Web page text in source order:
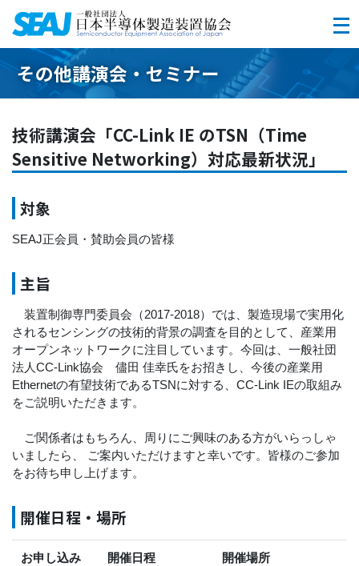
メ
ニ
ュ
その他講演会・セミナー
技術講演会「CC-Link IE のTSN（Time
Sensitive Networking）対応最新状況」
対象
SEAJ正会員・賛助会員の皆様
主旨
装置制御専門委員会（2017-2018）では、製造現場で実用化
されるセンシングの技術的背景の調査を目的として、産業用
オープンネットワークに注目しています。今回は、一般社団
法人CC-Link協会 儘田 佳幸氏をお招きし、今後の産業用
Ethernetの有望技術であるTSNに対する、CC-Link IEの取組み
をご説明いただきます。
ご関係者はもちろん、周りにご興味のある方がいらっしゃ
いましたら、 ご案内いただけますと幸いです。皆様のご参加
をお待ち申し上げます。
開催日程・場所
お申し込み 開催日程 開催場所